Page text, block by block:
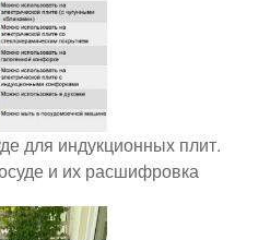
для индукционных плит.
и их расшифровка